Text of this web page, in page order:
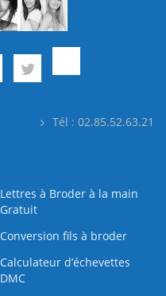
Tél : 02.85.52.63.21
Lettres à Broder à la main
Gratuit
Conversion fils à broder
Calculateur d’échevettes
DMC